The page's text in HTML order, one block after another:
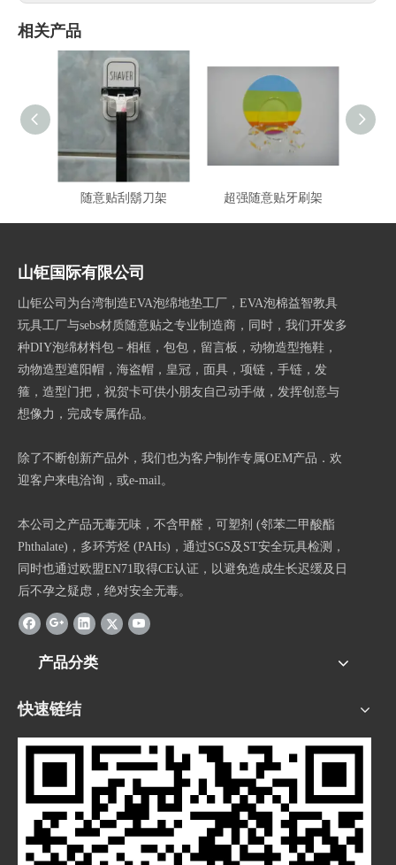
相关产品
随意贴刮鬍刀架 超强随意贴牙刷架
山钜国际有限公司
山钜公司为台湾制造EVA泡绵地垫工厂，EVA泡棉益智教具
玩具工厂与sebs材质随意贴之专业制造商，同时，我们开发多
种DIY泡绵材料包－相框，包包，留言板，动物造型拖鞋，
动物造型遮阳帽，海盗帽，皇冠，面具，项链，手链，发
箍，造型门把，祝贺卡可供小朋友自己动手做，发挥创意与
想像力，完成专属作品。
除了不断创新产品外，我们也为客户制作专属OEM产品．欢
迎客户来电洽询，或e-mail。
本公司之产品无毒无味，不含甲醛，可塑剂 (邻苯二甲酸酯
Phthalate)，多环芳烃 (PAHs)，通过SGS及ST安全玩具检测，
同时也通过欧盟EN71取得CE认证，以避免造成生长迟缓及日
后不孕之疑虑，绝对安全无毒。
产品分类
快速链结